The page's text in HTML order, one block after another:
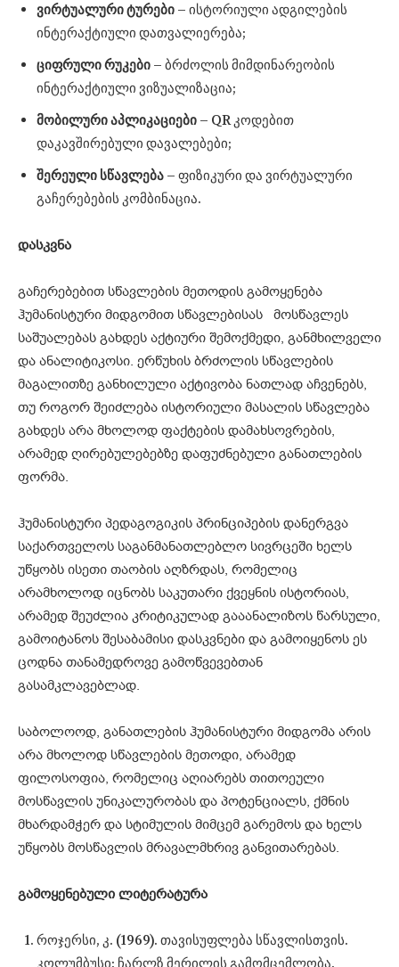
ვირტუალურიტურები – ისტორიული ადგილების
ინტერაქტიული დათვალიერება;
ციფრულირუკები – ბრძოლის მიმდინარეობის
ინტერაქტიული ვიზუალიზაცია;
მობილურიაპლიკაციები – QR კოდებით
დაკავშირებული დავალებები;
შერეული სწავლება – ფიზიკური და ვირტუალური
გაჩერებების კომბინაცია.
დასკვნა
გაჩერებებით სწავლების მეთოდის გამოყენება
ჰუმანისტური მიდგომით სწავლებისას მოსწავლეს
საშუალებას გახდეს აქტიური შემოქმედი, განმხილველი
და ანალიტიკოსი. ერწუხის ბრძოლის სწავლების
მაგალითზე განხილული აქტივობა ნათლად აჩვენებს,
თუ როგორ შეიძლება ისტორიული მასალის სწავლება
გახდეს არა მხოლოდ ფაქტების დამახსოვრების,
არამედ ღირებულებებზე დაფუძნებული განათლების
ფორმა.
ჰუმანისტური პედაგოგიკის პრინციპების დანერგვა
საქართველოს საგანმანათლებლო სივრცეში ხელს
უწყობს ისეთი თაობის აღზრდას, რომელიც
არამხოლოდ იცნობს საკუთარი ქვეყნის ისტორიას,
არამედ შეუძლია კრიტიკულად გააანალიზოს წარსული,
გამოიტანოს შესაბამისი დასკვნები და გამოიყენოს ეს
ცოდნა თანამედროვე გამოწვევებთან
გასამკლავებლად.
საბოლოოდ, განათლების ჰუმანისტური მიდგომა არის
არა მხოლოდ სწავლების მეთოდი, არამედ
ფილოსოფია, რომელიც აღიარებს თითოეული
მოსწავლის უნიკალურობას და პოტენციალს, ქმნის
მხარდამჭერ და სტიმულის მიმცემ გარემოს და ხელს
უწყობს მოსწავლის მრავალმხრივ განვითარებას.
გამოყენებული ლიტერატურა
როჯერსი, კ. (1969). თავისუფლება სწავლისთვის.